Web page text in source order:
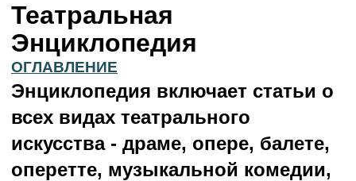
Театральная
Энциклопедия
ОГЛАВЛЕНИЕ
Энциклопедия включает статьи о
всех видах театрального
искусства - драме, опере, балете,
оперетте, музыкальной комедии,